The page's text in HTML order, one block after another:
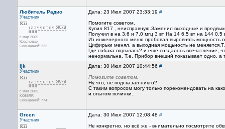
Любитель Радио
Участник
с мар 2005
Краснодар
Сообщений: 222
Дата: 23 Июл 2007 23:33:19 #
Помогите советом.
Купил 817 , неисправную.Заменил выходные и
Получил в на 3.6 и 7.0 мгц 3 вт На 14 6.5 вт на 144 0.5
Из инженерного меню пробовал выровнять мощность
Цифирьки менял, а выходная мощьность не
Где собака порылась? и еще создалось впечатление,
ненормальна. Т.е. Прибор внеший показывает одно, а
ijk
Участник
с мая 2005
KO85RR
Сообщений: 774
Дата: 30 Июл 2007 10:44:56 #
Помогите советом.
Ну что, не подсказал никто?
С таким вопросом могу только порекомендовать на
и опытом починки..
Green
Участник
Дата: 30 Июл 2007 12:08:48 #
Не конкретно, но всё же - внимательно посмотрите